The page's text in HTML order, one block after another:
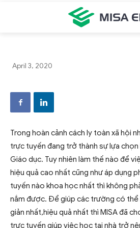
April 3, 2020
Trong hoàn cảnh cách ly toàn xã hội
trực tuyến đang trở thành sự lựa chọn
Giáo dục. Tuy nhiên làm thế nào để
hiệu quả cao nhất cũng như áp dụng
tuyến nào khoa học nhất thì không
nắm được. Để giúp các trường có
giản nhất,hiệu quả nhất thì MISA đã
trực tuyến giúp việc học tại nhà trở